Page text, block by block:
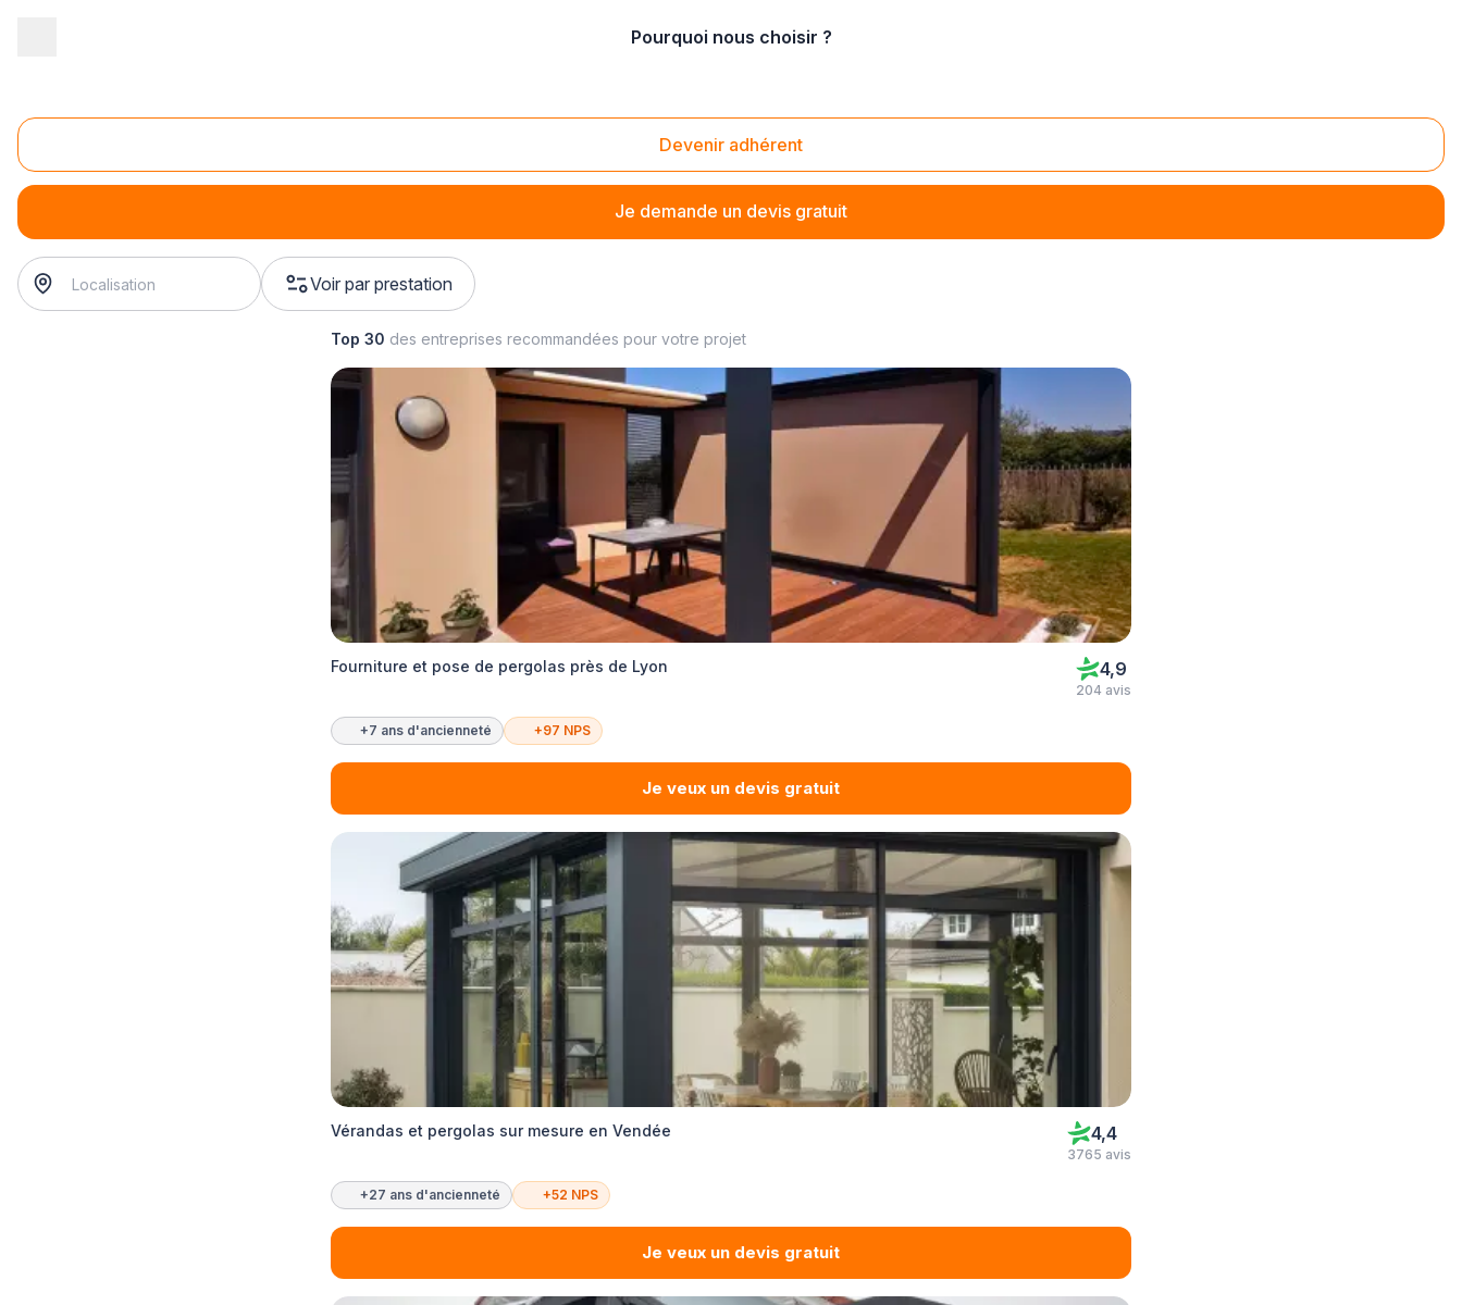
Pourquoi nous choisir ?
Devenir adhérent
Je demande un devis gratuit
Vente de pergola démontable
vente de pergola démontable
Voir par prestation
Top 30 des entreprises recommandées pour votre projet
Fourniture et pose de pergolas près de Lyon 4,9
204 avis
+7 ans d'ancienneté +97 NPS
Je veux un devis gratuit
Vérandas et pergolas sur mesure en Vendée 4,4
3765 avis
+27 ans d'ancienneté +52 NPS
Je veux un devis gratuit